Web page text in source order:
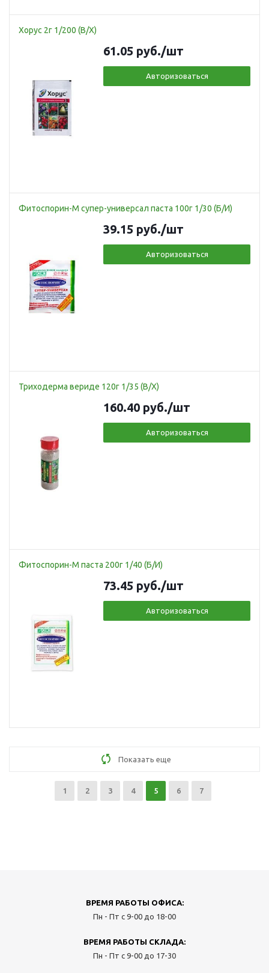
Хорус 2г 1/200 (В/Х)
61.05 руб./шт
Авторизоваться
Фитоспорин-М супер-универсал паста 100г 1/30 (Б/И)
39.15 руб./шт
Авторизоваться
Триходерма вериде 120г 1/35 (В/Х)
160.40 руб./шт
Авторизоваться
Фитоспорин-М паста 200г 1/40 (Б/И)
73.45 руб./шт
Авторизоваться
Показать еще
1 2 3 4 5 6 7
ВРЕМЯ РАБОТЫ ОФИСА:
Пн - Пт с 9-00 до 18-00
ВРЕМЯ РАБОТЫ СКЛАДА:
Пн - Пт с 9-00 до 17-30